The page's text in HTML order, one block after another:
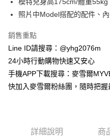
元大商業銀行
玉山商業銀行
台灣樂天信用卡公司
貨到付款
運送方式
全家取貨付款
每筆NT$100，滿NT$599(含以
照片中Model搭配的配件、
銷售重點
Line ID請搜尋：@yhg2076m
24小時行動購物快速又安心
手機APP下載搜尋：麥雪爾
快加入麥雪爾粉絲團，隨時把握
詳細說明 商